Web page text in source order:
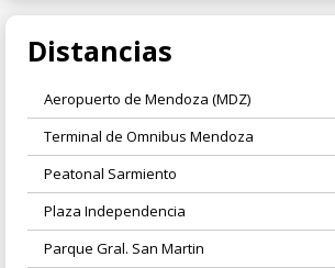
Distancias
Aeropuerto de Mendoza (MDZ)
Terminal de Omnibus Mendoza
Peatonal Sarmiento
Plaza Independencia
Parque Gral. San Martin